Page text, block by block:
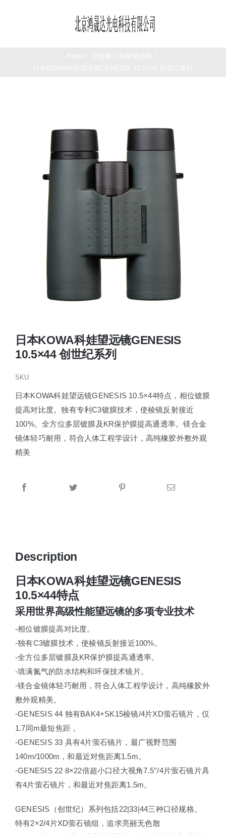
日本KOWA科娃望远镜GENESIS
10.5×44 创世纪系列
SKU
日本KOWA科娃望远镜GENESIS 10.5×44特点，相位镀膜
提高对比度。独有专利C3镀膜技术，使棱镜反射接近
100%。全方位多层镀膜及KR保护膜提高通透率。镁合金
镜体轻巧耐用，符合人体工程学设计，高纯橡胶外敷外观
精美
Description
日本KOWA科娃望远镜GENESIS
10.5×44特点
采用世界高级性能望远镜的多项专业技术
-相位镀膜提高对比度。
-独有C3镀膜技术，使棱镜反射接近100%。
-全方位多层镀膜及KR保护膜提高通透率。
-填满氮气的防水结构和环保技术镜片。
-镁合金镜体轻巧耐用，符合人体工程学设计，高纯橡胶外
敷外观精美。
-GENESIS 44 独有BAK4+SK15棱镜/4片XD萤石镜片，仅
1.7同m最短焦距 。
-GENESIS 33 具有4片萤石镜片，最广视野范围
140m/1000m，和最近对焦距离1.5m。
-GENESIS 22 8×22倍超小口径大视角7.5°/4片萤石镜片具
有4片萤石镜片，和最近对焦距离1.5m。
GENESIS（创世纪）系列包括22|33|44三种口径规格。
特有2×2/4片XD萤石镜组，追求亮丽无色散